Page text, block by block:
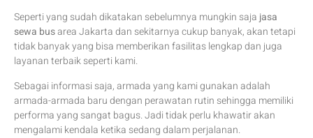
Seperti yang sudah dikatakan sebelumnya mungkin sajajasa
sewa busarea Jakarta dan sekitarnya cukup banyak, akan tetapi
tidak banyak yang bisa memberikan fasilitas lengkap dan juga
layanan terbaik seperti kami.
Sebagai informasi saja, armada yang kami gunakan adalah
armada-armada baru dengan perawatan rutin sehingga memiliki
performa yang sangat bagus. Jadi tidak perlu khawatir akan
mengalami kendala ketika sedang dalam perjalanan.